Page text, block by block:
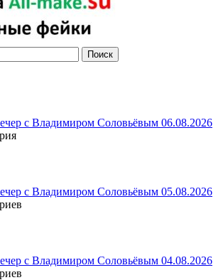
с Владимиром Соловьёвым 06.08.2026
с Владимиром Соловьёвым 05.08.2026
с Владимиром Соловьёвым 04.08.2026